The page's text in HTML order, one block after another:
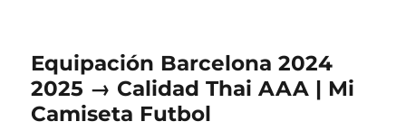
Equipación Barcelona 2024
2025 → Calidad Thai AAA | Mi
Camiseta Futbol